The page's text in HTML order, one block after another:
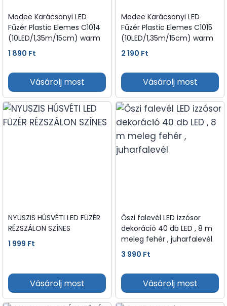
Modee Karácsonyi LED
Füzér Plastic Elemes C1014
(10LED/1,35m/15cm) warm
1 890 Ft
Vásárolj most
Modee Karácsonyi LED
Füzér Plastic Elemes C1015
(10LED/1,35m/15cm) warm
2 190 Ft
Vásárolj most
NYUSZIS HÚSVÉTI LED FÜZÉR
RÉZSZÁLON SZÍNES
1 999 Ft
Vásárolj most
Őszi falevél LED izzósor
dekoráció 40 db LED , 8 m
meleg fehér , juharfalevél
3 990 Ft
Vásárolj most